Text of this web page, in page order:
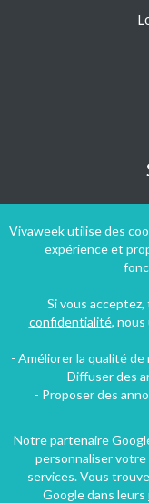
Vivaweek utilise des
expérience et
Si vous
confidentialité,
- Améliorer la qualité
- Diffuser des
- Proposer des
Notre partenaire
personnaliser
services. Vous
Google dans leurs
Conditions
Copyright © 2009 ‐